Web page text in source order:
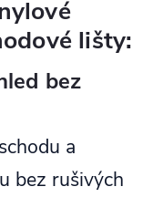
lišty:
bez
a
bez rušivých